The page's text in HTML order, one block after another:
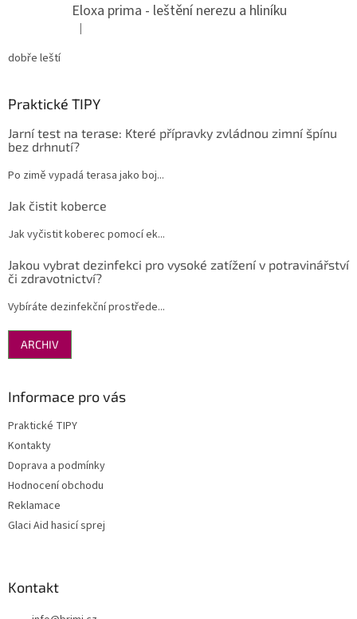
Eloxa prima - leštění nerezu a hliníku
Hodnocení produktu je 5 z 5 hvězdiček.
|
dobře leští
Praktické TIPY
Jarní test na terase: Které přípravky zvládnou zimní špínu
bez drhnutí?
Po zimě vypadá terasa jako boj...
Jak čistit koberce
Jak vyčistit koberec pomocí ek...
Jakou vybrat dezinfekci pro vysoké zatížení v potravinářství
či zdravotnictví?
Vybíráte dezinfekční prostřede...
ARCHIV
Informace pro vás
Praktické TIPY
Kontakty
Doprava a podmínky
Hodnocení obchodu
Reklamace
Glaci Aid hasicí sprej
Kontakt